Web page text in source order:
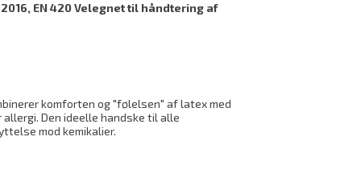
EN 420 Velegnet til håndtering af
komforten og "følelsen" af latex med
Den ideelle handske til alle
mod kemikalier.